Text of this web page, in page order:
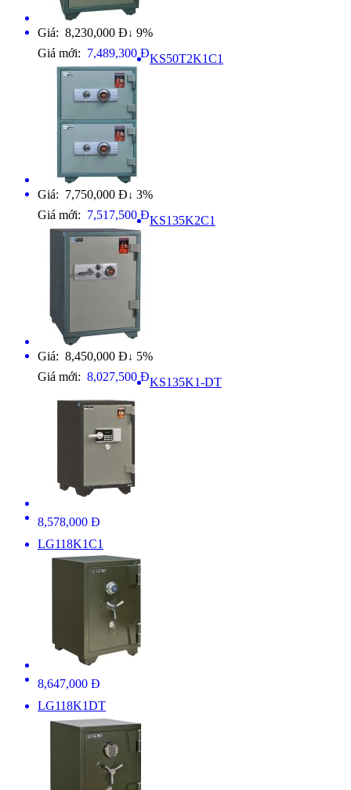
Giá: 8,230,000 Đ ↓ 9%
Giá mới: 7,489,300 ĐKS50T2K1C1
Giá: 7,750,000 Đ ↓ 3%
Giá mới: 7,517,500 ĐKS135K2C1
Giá: 8,450,000 Đ ↓ 5%
Giá mới: 8,027,500 ĐKS135K1-DT
8,578,000 Đ
LG118K1C1
8,647,000 Đ
LG118K1DT